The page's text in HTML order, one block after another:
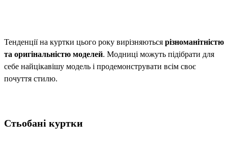
Тенденції на куртки цього року вирізняються різноманітністю
та оригінальністю моделей. Модниці можуть підібрати для
себе найцікавішу модель і продемонструвати всім своє
почуття стилю.
Стьобані куртки